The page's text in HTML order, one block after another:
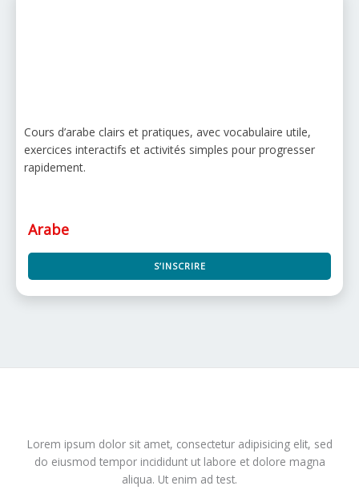
Cours d’arabe clairs et pratiques, avec vocabulaire utile,
exercices interactifs et activités simples pour progresser
rapidement.
Arabe
S’INSCRIRE
Lorem ipsum dolor sit amet, consectetur adipisicing elit, sed
do eiusmod tempor incididunt ut labore et dolore magna
aliqua. Ut enim ad test.